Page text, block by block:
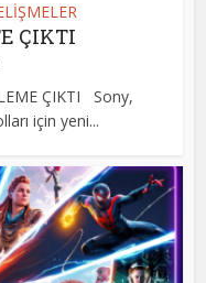
ÇIKTI
ÇIKTI Sony,
için yeni...